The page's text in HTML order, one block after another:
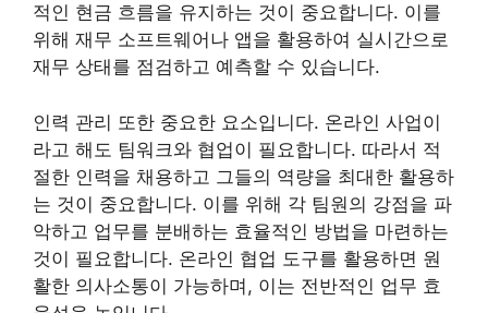
적인 현금 흐름을 유지하는 것이 중요합니다. 이를
위해 재무 소프트웨어나 앱을 활용하여 실시간으로
재무 상태를 점검하고 예측할 수 있습니다.
인력 관리 또한 중요한 요소입니다. 온라인 사업이
라고 해도 팀워크와 협업이 필요합니다. 따라서 적
절한 인력을 채용하고 그들의 역량을 최대한 활용하
는 것이 중요합니다. 이를 위해 각 팀원의 강점을 파
악하고 업무를 분배하는 효율적인 방법을 마련하는
것이 필요합니다. 온라인 협업 도구를 활용하면 원
활한 의사소통이 가능하며, 이는 전반적인 업무 효